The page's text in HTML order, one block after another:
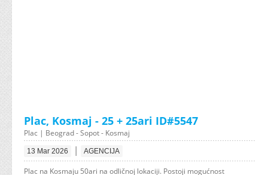
Plac, Kosmaj - 25 + 25ari ID#5547
Plac | Beograd - Sopot - Kosmaj
13 Mar 2026 | AGENCIJA
Plac na Kosmaju 50ari na odličnoj lokaciji. Postoji mogućnost